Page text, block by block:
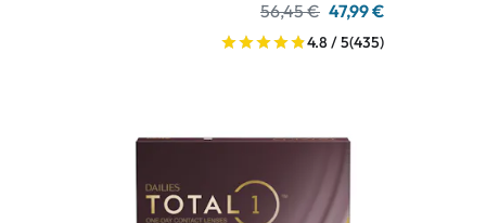
56,45 € 47,99 €
4.8 / 5(435)